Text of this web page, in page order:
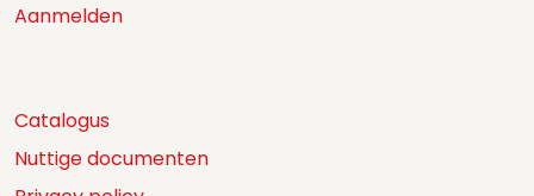
Aanmelden
Catalogus
Nuttige documenten